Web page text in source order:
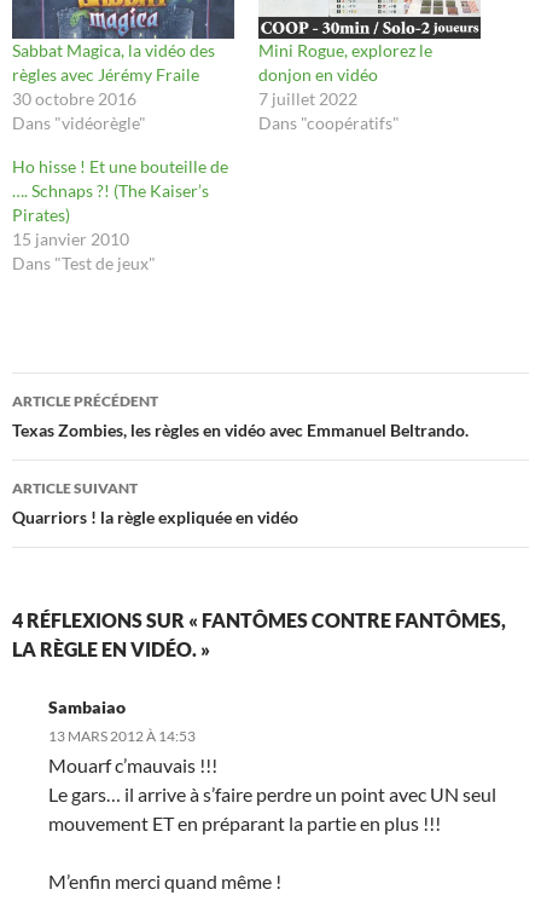
Sabbat Magica, la vidéo des
règles avec Jérémy Fraile
30 octobre 2016
Dans "vidéorègle"
Mini Rogue, explorez le
donjon en vidéo
7 juillet 2022
Dans "coopératifs"
Ho hisse ! Et une bouteille de
…. Schnaps ?! (The Kaiser’s
Pirates)
15 janvier 2010
Dans "Test de jeux"
Navigation
des
articles
ARTICLE PRÉCÉDENT
Texas Zombies, les règles en vidéo avec Emmanuel Beltrando.
ARTICLE SUIVANT
Quarriors ! la règle expliquée en vidéo
4 RÉFLEXIONS SUR « FANTÔMES CONTRE FANTÔMES,
LA RÈGLE EN VIDÉO. »
Sambaiao
13 MARS 2012 À 14:53
Mouarf c’mauvais !!!
Le gars… il arrive à s’faire perdre un point avec UN seul
mouvement ET en préparant la partie en plus !!!
M’enfin merci quand même !